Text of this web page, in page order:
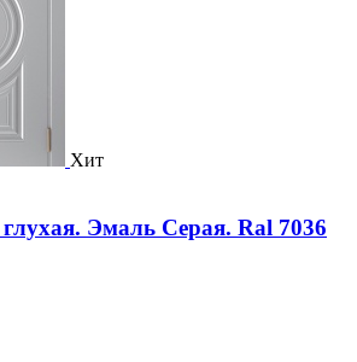
Хит
Эмаль Серая. Ral 7036